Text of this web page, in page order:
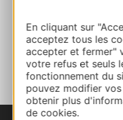
En cliquant sur
acceptez tous les
accepter et fermer"
votre refus et seuls
fonctionnement du
pouvez modifier
obtenir plus
de cookies.
ADD TO